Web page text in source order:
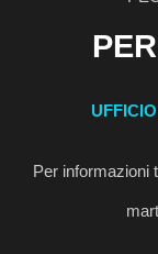
Per informazioni